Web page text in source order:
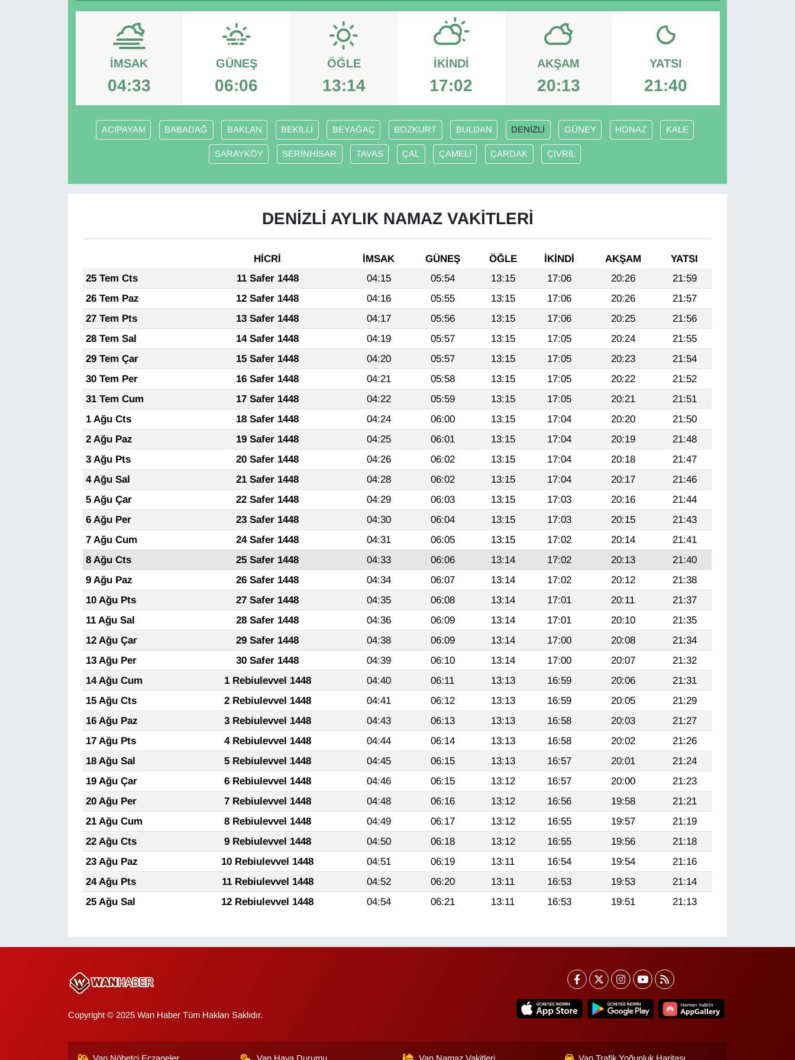
İMSAK
04:33
GÜNEŞ
06:06
ÖĞLE
13:14
İKINDI
17:02
AKŞAM
20:13
YATSI
21:40
ACIPAYAM BABADAĞ BAKLAN BEKİLLİ BEYAĞAÇ BOZKURT BULDAN DENİZLİ GÜNEY HONAZ KALE
SARAYKÖY SERİNHİSAR TAVAS ÇAL ÇAMELİ ÇARDAK ÇİVRİL
DENİZLİ AYLIK NAMAZ VAKITLERI
HİCRİ İMSAK GÜNEŞ ÖĞLE İKINDI AKŞAM
YATSI
25 Tem Cts
11 Safer 1448 04:15 05:54 13:15 17:06 20:26
21:59
26 Tem Paz
12 Safer 1448 04:16 05:55 13:15 17:06 20:26
21:57
27 Tem Pts
13 Safer 1448 04:17 05:56 13:15 17:06 20:25
21:56
28 Tem Sal
14 Safer 1448 04:19 05:57 13:15 17:05 20:24
21:55
29 Tem Çar
15 Safer 1448 04:20 05:57 13:15 17:05 20:23
21:54
30 Tem Per
16 Safer 1448 04:21 05:58 13:15 17:05 20:22
21:52
31 Tem Cum
17 Safer 1448 04:22 05:59 13:15 17:05 20:21
21:51
1 Ağu Cts
18 Safer 1448 04:24 06:00 13:15 17:04 20:20
21:50
2 Ağu Paz
19 Safer 1448 04:25 06:01 13:15 17:04 20:19
21:48
3 Ağu Pts
20 Safer 1448 04:26 06:02 13:15 17:04 20:18
21:47
4 Ağu Sal
21 Safer 1448 04:28 06:02 13:15 17:04 20:17
21:46
5 Ağu Çar
22 Safer 1448 04:29 06:03 13:15 17:03 20:16
21:44
6 Ağu Per
23 Safer 1448 04:30 06:04 13:15 17:03 20:15
21:43
7 Ağu Cum
24 Safer 1448 04:31 06:05 13:15 17:02 20:14
21:41
8 Ağu Cts
25 Safer 1448 04:33 06:06 13:14 17:02 20:13
21:40
9 Ağu Paz
26 Safer 1448 04:34 06:07 13:14 17:02 20:12
21:38
10 Ağu Pts
27 Safer 1448 04:35 06:08 13:14 17:01 20:11
21:37
11 Ağu Sal
28 Safer 1448 04:36 06:09 13:14 17:01 20:10
21:35
12 Ağu Çar
29 Safer 1448 04:38 06:09 13:14 17:00 20:08
21:34
13 Ağu Per
30 Safer 1448 04:39 06:10 13:14 17:00 20:07
21:32
14 Ağu Cum
1 Rebiulevvel 1448 04:40 06:11 13:13 16:59 20:06
21:31
15 Ağu Cts
2 Rebiulevvel 1448 04:41 06:12 13:13 16:59 20:05
21:29
16 Ağu Paz
3 Rebiulevvel 1448 04:43 06:13 13:13 16:58 20:03
21:27
17 Ağu Pts
4 Rebiulevvel 1448 04:44 06:14 13:13 16:58 20:02
21:26
18 Ağu Sal
5 Rebiulevvel 1448 04:45 06:15 13:13 16:57 20:01
21:24
19 Ağu Çar
6 Rebiulevvel 1448 04:46 06:15 13:12 16:57 20:00
21:23
20 Ağu Per
7 Rebiulevvel 1448 04:48 06:16 13:12 16:56 19:58
21:21
21 Ağu Cum
8 Rebiulevvel 1448 04:49 06:17 13:12 16:55 19:57
21:19
22 Ağu Cts
9 Rebiulevvel 1448 04:50 06:18 13:12 16:55 19:56
21:18
23 Ağu Paz
10 Rebiulevvel 1448 04:51 06:19 13:11 16:54 19:54
21:16
24 Ağu Pts
11 Rebiulevvel 1448 04:52 06:20 13:11 16:53 19:53
21:14
25 Ağu Sal
12 Rebiulevvel 1448 04:54 06:21 13:11 16:53 19:51 21:13
Copyright © 2025 Wan Haber Tüm Hakları Saklıdır.
HABERDE İNSAN
Kamu Alımları
Kim Kimdir?
Kültür & Sanat
ONE EKONOMİ
Resmi İlanlar
RÖPORTAJ
Sinema - TV
VAN'DA SPOR